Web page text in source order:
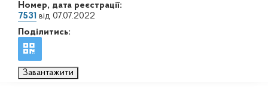
Номер, дата реєстрації:
7531 від 07.07.2022
Поділитись:
Завантажити